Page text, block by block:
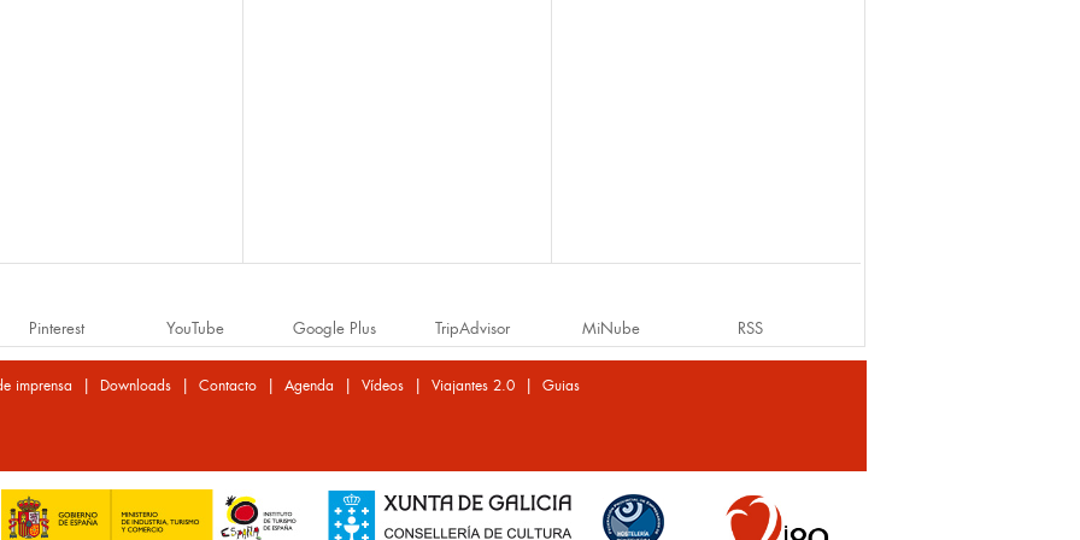
Pinterest YouTube Google Plus TripAdvisor MiNube RSS
imprensa | Downloads | Contacto | Agenda | Vídeos | Viajantes 2.0 | Guias